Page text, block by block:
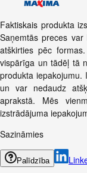
Faktiskais produkta
Saņemtās preces
atškirties pēc
vispārīga un tādēļ tā
produkta
un var nedaudz
aprakstā. Mēs
izstrādājuma
Sazināmies
Palīdzība